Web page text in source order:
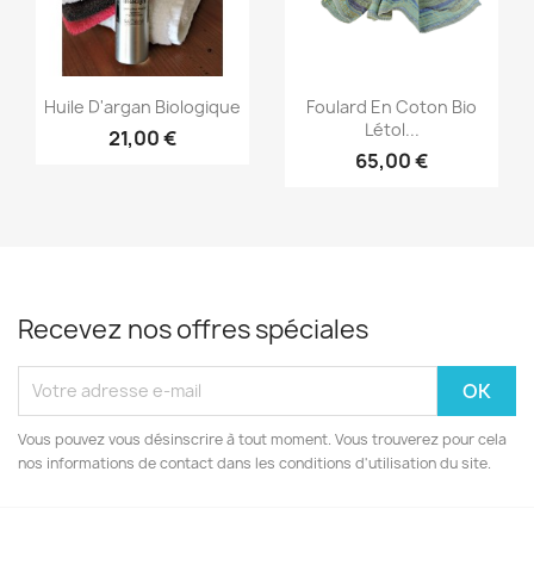
 Aperçu rapide
Huile D'argan Biologique
21,00 €
Aperçu rapide
Foulard En Coton Bio
Létol...
65,00 €
Recevez nos offres spéciales
Vous pouvez vous désinscrire à tout moment. Vous trouverez pour cela
nos informations de contact dans les conditions d'utilisation du site.